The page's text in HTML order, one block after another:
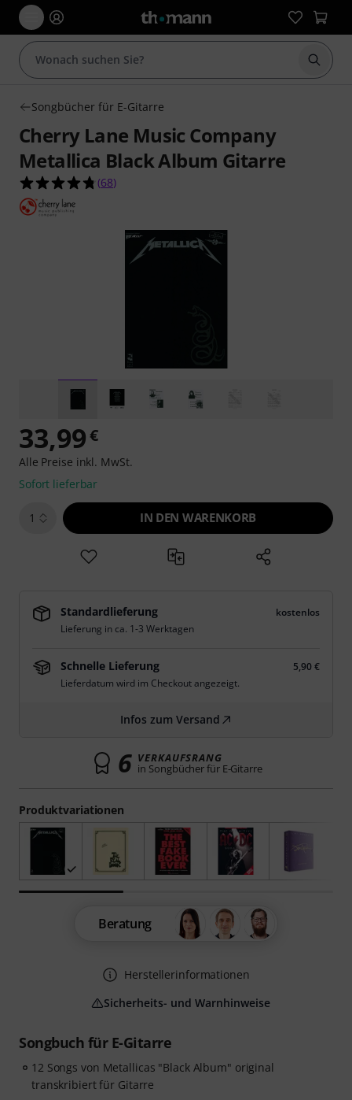
Suche
Songbücher für E-Gitarre
Cherry Lane Music Company
Metallica Black Album Gitarre
4.8 von 5 Sternen aus 68 Kundenbewertungen
(68)
Songbuch für E-Gitarre
12 Songs von Metallicas "Black Album" original
transkribiert für Gitarre
Produktvariationen
33,99€
Alle Preise inkl. MwSt.
Sofort lieferbar
1 IN DEN WARENKORB
Standardlieferung
kostenlos
Lieferung in ca. 1-3 Werktagen
Schnelle Lieferung
5,90 €
Lieferdatum wird im Checkout angezeigt.
Infos zum Versand
6 VERKAUFSRANG
in Songbücher für E-Gitarre
Beratung
Herstellerinformationen
Sicherheits- und Warnhinweise